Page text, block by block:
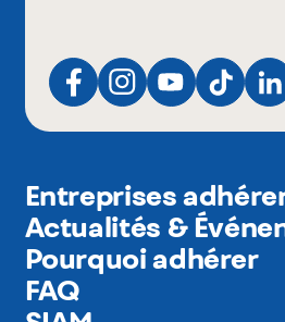
Entreprises
Actualités &
Pourquoi adhérer
FAQ